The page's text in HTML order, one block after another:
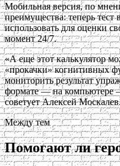
Мобильная версия, по
преимущества: теперь тест
использовать для оценки
момент 24/7.
«А еще этот калькулятор
«прокачки» когнитивных
мониторить результат
формате — на компьютере
советует Алексей
Между тем
Помогают ли